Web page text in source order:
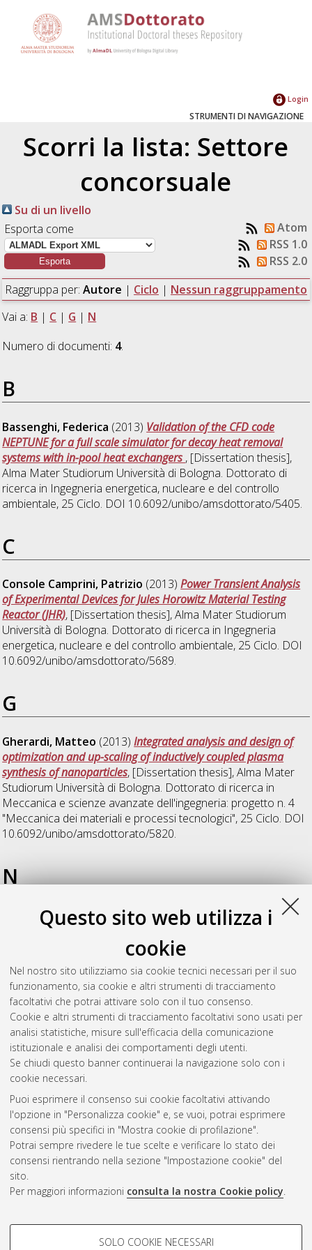
Questo sito web utilizza i
cookie
Nel nostro sito utilizziamo sia cookie tecnici necessari per il suo
funzionamento, sia cookie e altri strumenti di tracciamento
facoltativi che potrai attivare solo con il tuo consenso.
Cookie e altri strumenti di tracciamento facoltativi sono usati per
analisi statistiche, misure sull'efficacia della comunicazione
istituzionale e analisi dei comportamenti degli utenti.
Se chiudi questo banner continuerai la navigazione solo con i
cookie necessari.
Puoi esprimere il consenso sui cookie facoltativi attivando
l'opzione in "Personalizza cookie" e, se vuoi, potrai esprimere
consensi più specifici in "Mostra cookie di profilazione".
Potrai sempre rivedere le tue scelte e verificare lo stato dei
consensi rientrando nella sezione "Impostazione cookie" del
sito.
Per maggiori informazioni consulta la nostra Cookie policy.
COOKIE DI PROFILAZIONE -
SOLO COOKIE NECESSARI
Login
STRUMENTI DI NAVIGAZIONE
Scorri la lista: Settore
concorsuale
Su di un livello
Esporta come
Atom
RSS 1.0
RSS 2.0
Raggruppa per: Autore | Ciclo | Nessun raggruppamento
Vai a: B | C | G | N
Numero di documenti: 4.
B
Bassenghi, Federica (2013) Validation of the CFD code
NEPTUNE for a full scale simulator for decay heat removal
systems with in-pool heat exchangers , [Dissertation thesis],
Alma Mater Studiorum Università di Bologna. Dottorato di
ricerca in Ingegneria energetica, nucleare e del controllo
ambientale, 25 Ciclo. DOI 10.6092/unibo/amsdottorato/5405.
C
Console Camprini, Patrizio (2013)Power Transient Analysis
of Experimental Devices for Jules Horowitz Material Testing
Reactor (JHR), [Dissertation thesis], Alma Mater Studiorum
Università di Bologna. Dottorato di ricerca in Ingegneria
energetica, nucleare e del controllo ambientale, 25 Ciclo. DOI
10.6092/unibo/amsdottorato/5689.
G
Gherardi, Matteo (2013)Integrated analysis and design of
optimization and up-scaling of inductively coupled plasma
synthesis of nanoparticles, [Dissertation thesis], Alma Mater
Studiorum Università di Bologna. Dottorato di ricerca in
Meccanica e scienze avanzate dell'ingegneria: progetto n. 4
"Meccanica dei materiali e processi tecnologici", 25 Ciclo. DOI
10.6092/unibo/amsdottorato/5820.
N
Nachtrodt, Frederik (2013) Development of a method for
plasma - induced combustion of intermediate to low-level
, [Dissertation thesis], Alma Mater Studiorum
Università di Bologna. Dottorato di ricerca in
energetica, nucleare e del controllo ambientale, 25 Ciclo. DOI
10.6092/unibo/amsdottorato/5793.
Questa lista e' stata generata ilSat Aug 8 20:39:58 2026
Atom
Rss 1.0
Rss 2.0
ISSN: 2038-7946
Impostazioni Cookie
Informativa sulla privacy